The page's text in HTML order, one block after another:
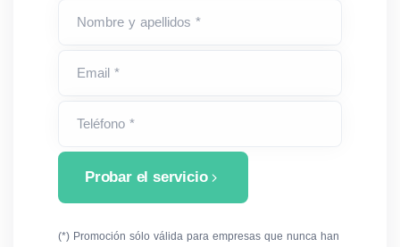
Nombre y apellidos *
Email *
Teléfono *
Probar el servicio
(*) Promoción sólo válida para empresas que nunca han